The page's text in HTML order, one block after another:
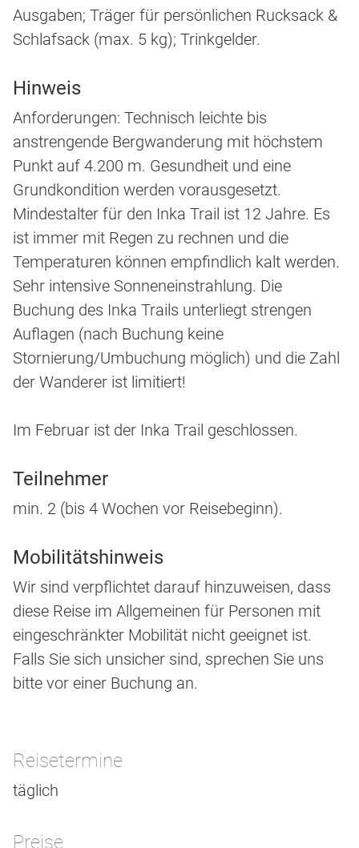
Ausgaben; Träger für persönlichen Rucksack &
Schlafsack (max. 5 kg); Trinkgelder.
Hinweis
Anforderungen: Technisch leichte bis
anstrengende Bergwanderung mit höchstem
Punkt auf 4.200 m. Gesundheit und eine
Grundkondition werden vorausgesetzt.
Mindestalter für den Inka Trail ist 12 Jahre. Es
ist immer mit Regen zu rechnen und die
Temperaturen können empfindlich kalt werden.
Sehr intensive Sonneneinstrahlung. Die
Buchung des Inka Trails unterliegt strengen
Auflagen (nach Buchung keine
Stornierung/Umbuchung möglich) und die Zahl
der Wanderer ist limitiert!
Im Februar ist der Inka Trail geschlossen.
Teilnehmer
min. 2 (bis 4 Wochen vor Reisebeginn).
Mobilitätshinweis
Wir sind verpflichtet darauf hinzuweisen, dass
diese Reise im Allgemeinen für Personen mit
eingeschränkter Mobilität nicht geeignet ist.
Falls Sie sich unsicher sind, sprechen Sie uns
bitte vor einer Buchung an.
Reisetermine
täglich
Preise